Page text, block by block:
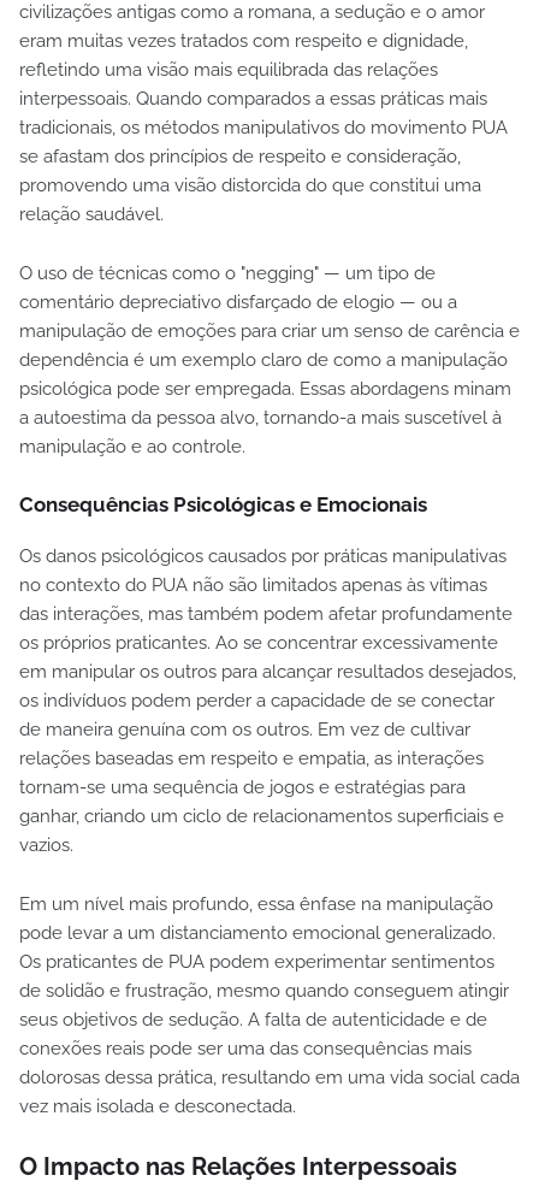
civilizações antigas como a romana, a sedução e o amor
eram muitas vezes tratados com respeito e dignidade,
refletindo uma visão mais equilibrada das relações
interpessoais. Quando comparados a essas práticas mais
tradicionais, os métodos manipulativos do movimento PUA
se afastam dos princípios de respeito e consideração,
promovendo uma visão distorcida do que constitui uma
relação saudável.
O uso de técnicas como o "negging" — um tipo de
comentário depreciativo disfarçado de elogio — ou a
manipulação de emoções para criar um senso de carência e
dependência é um exemplo claro de como a manipulação
psicológica pode ser empregada. Essas abordagens minam
a autoestima da pessoa alvo, tornando-a mais suscetível à
manipulação e ao controle.
Consequências Psicológicas e Emocionais
Os danos psicológicos causados por práticas manipulativas
no contexto do PUA não são limitados apenas às vítimas
das interações, mas também podem afetar profundamente
os próprios praticantes. Ao se concentrar excessivamente
em manipular os outros para alcançar resultados desejados,
os indivíduos podem perder a capacidade de se conectar
de maneira genuína com os outros. Em vez de cultivar
relações baseadas em respeito e empatia, as interações
tornam-se uma sequência de jogos e estratégias para
ganhar, criando um ciclo de relacionamentos superficiais e
vazios.
Em um nível mais profundo, essa ênfase na manipulação
pode levar a um distanciamento emocional generalizado.
Os praticantes de PUA podem experimentar sentimentos
de solidão e frustração, mesmo quando conseguem atingir
seus objetivos de sedução. A falta de autenticidade e de
conexões reais pode ser uma das consequências mais
dolorosas dessa prática, resultando em uma vida social cada
vez mais isolada e desconectada.
O Impacto nas Relações Interpessoais